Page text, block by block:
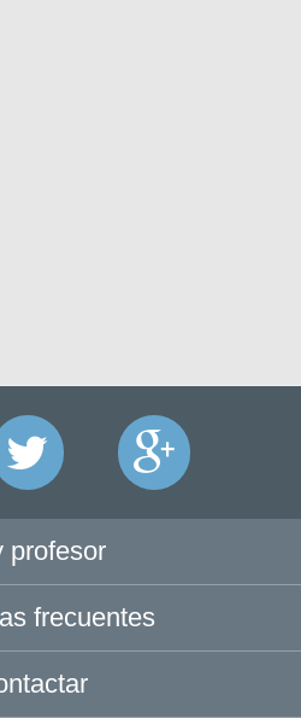
profesor
frecuentes